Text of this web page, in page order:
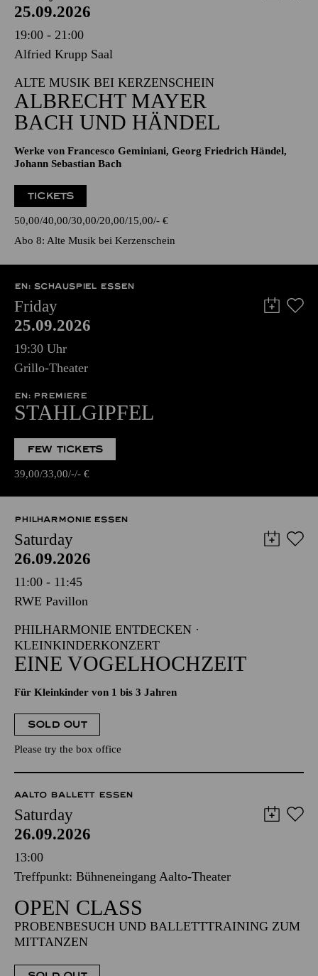
25.09.2026
19:00 - 21:00
Alfried Krupp Saal
ALTE MUSIK BEI KERZENSCHEIN
ALBRECHT MAYER
BACH UND HÄNDEL
Werke von Francesco Geminiani, Georg Friedrich Händel,
Johann Sebastian Bach
TICKETS
50,00 40,00 30,00 20,00 15,00 - €
Abo 8: Alte Musik bei Kerzenschein
EN: SCHAUSPIEL ESSEN
Friday
25.09.2026
19:30 Uhr
Grillo-Theater
EN: PREMIERE
STAHLGIPFEL
FEW TICKETS
39,00 33,00 - - €
PHILHARMONIE ESSEN
Saturday
26.09.2026
11:00 - 11:45
RWE Pavillon
PHILHARMONIE ENTDECKEN ·
KLEINKINDERKONZERT
EINE VOGELHOCHZEIT
Für Kleinkinder von 1 bis 3 Jahren
SOLD OUT
Please try the box office
AALTO BALLETT ESSEN
Saturday
26.09.2026
13:00
Treffpunkt: Bühneneingang Aalto-Theater
OPEN CLASS
PROBENBESUCH UND BALLETTTRAINING ZUM
MITTANZEN